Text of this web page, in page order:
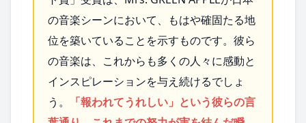
の音楽シーンにおいて、もはや確固たる地
位を築いていることを示すものです。彼ら
の音楽は、これからも多くの人々に感動と
インスピレーションを与え続けるでしょ
う。
「報われてうれしい」という彼らの言